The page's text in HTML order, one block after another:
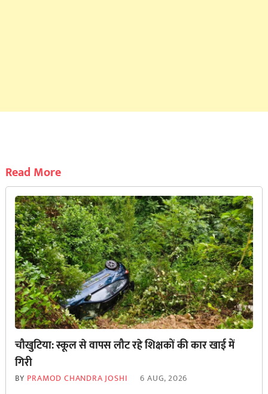
Read More
चौखुटिया: स्कूल से वापस लौट रहे शिक्षकों की कार खाई में
गिरी
BY PRAMOD CHANDRA JOSHI 6 AUG, 2026